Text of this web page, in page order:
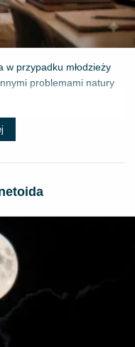
w przypadku młodzieży
problemami natury